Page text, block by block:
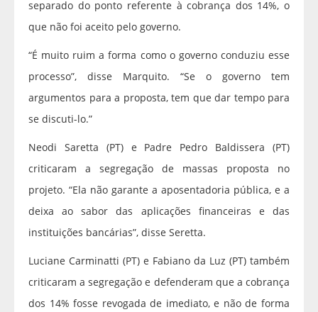
separado do ponto referente à cobrança dos 14%, o
que não foi aceito pelo governo.
“É muito ruim a forma como o governo conduziu esse
processo”, disse Marquito. “Se o governo tem
argumentos para a proposta, tem que dar tempo para
se discuti-lo.”
Neodi Saretta (PT) e Padre Pedro Baldissera (PT)
criticaram a segregação de massas proposta no
projeto. “Ela não garante a aposentadoria pública, e a
deixa ao sabor das aplicações financeiras e das
instituições bancárias”, disse Seretta.
Luciane Carminatti (PT) e Fabiano da Luz (PT) também
criticaram a segregação e defenderam que a cobrança
dos 14% fosse revogada de imediato, e não de forma